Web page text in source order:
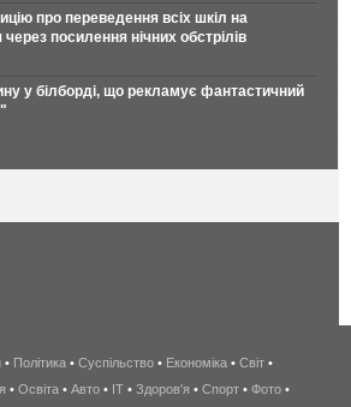
про переведення всіх шкіл на
посилення нічних обстрілів
у білборді, що рекламує фантастичний
беспроводной
интернет
• Політика • Суспільство • Економіка • Світ •
• Освіта • Авто • IT • Здоров'я • Спорт • Фото •